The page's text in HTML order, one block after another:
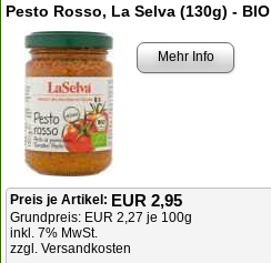
Pesto Rosso, La Selva (130g) - BIO
Mehr Info
Preis je Artikel: EUR 2,95
Grundpreis: EUR 2,27 je 100g
inkl. 7% MwSt.
zzgl. Versandkosten